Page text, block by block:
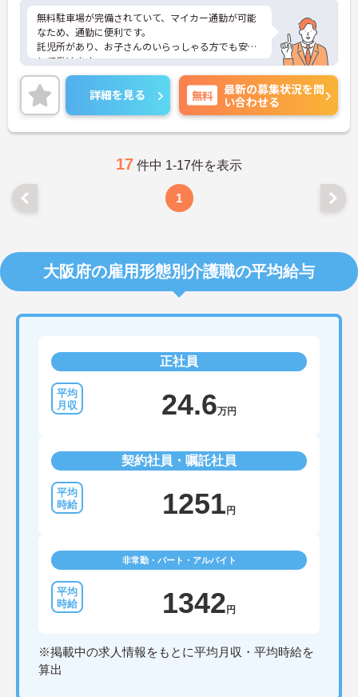
無料駐車場が完備されていて、マイカー通勤が可能
なため、通勤に便利です。
託児所があり、お子さんのいらっしゃる方でも安心
して働けます。
ご興味がある方には、面接対策ポイントなど、さら
に詳細をお話しいたしますのでお気軽にご相談くだ
さい。
詳細を見る 無料
最新の募集状況を問
い合わせる
17 件中 1-17件を表示
1
大阪府の雇用形態別介護職の平均給与
正社員
24.6万円
契約社員・嘱託社員
1251円
非常勤・パート・アルバイト
1342円
※掲載中の求人情報をもとに平均月収・平均時給を
算出